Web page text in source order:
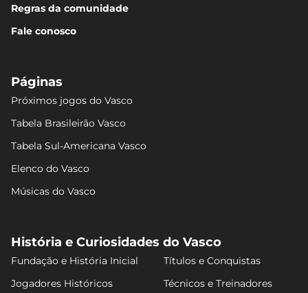
Regras da comunidade
Fale conosco
Páginas
Próximos jogos do Vasco
Tabela Brasileirão Vasco
Tabela Sul-Americana Vasco
Elenco do Vasco
Músicas do Vasco
História e Curiosidades do Vasco
Fundação e História Inicial
Títulos e Conquistas
Jogadores Históricos
Técnicos e Treinadores